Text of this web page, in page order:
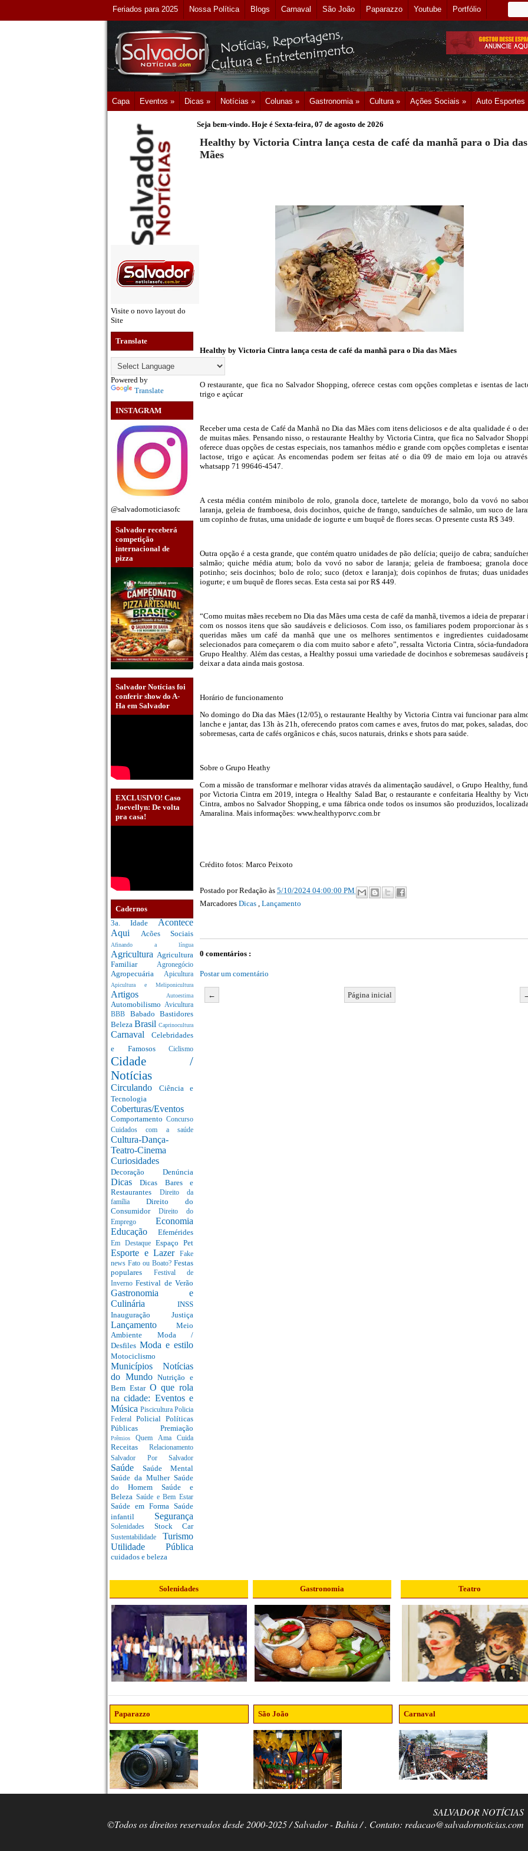
Feriados para 2025 Nossa Política Blogs Carnaval São João Paparazzo Youtube Portfólio
Capa Eventos » Dicas » Notícias » Colunas » Gastronomia » Cultura » Ações Sociais » Auto Esportes
Visite o novo layout do
Site
Translate
Powered by
Translate
INSTAGRAM
@salvadornoticiasofc
Salvador receberá
competição
internacional de
pizza
Salvador Notícias foi
conferir show do A-
Ha em Salvador
EXCLUSIVO! Caso
Joevellyn: De volta
pra casa!
Cadernos
3a. Idade Acontece
Aqui Acões Sociais
Afinando a língua
Agricultura Agricultura
Familiar Agronegócio
Agropecuária Apicultura
Apicultura e Meliponicultura
Artigos Autoestima
Automobilismo Avicultura
BBB Babado Bastidores
Beleza Brasil Caprinocultura
Carnaval Celebridades
e Famosos Ciclismo
Cidade /
Notícias
Circulando Ciência e
Tecnologia
Coberturas/Eventos
Comportamento Concurso
Cuidados com a saúde
Cultura-Dança-
Teatro-Cinema
Curiosidades
Decoração Denúncia
DicasDicas Bares e
Restaurantes
Direito da
família Direito do
Consumidor Direito do
Emprego Economia
Educação Efemérides
Em Destaque Espaço Pet
Esporte e Lazer
Fake
news Fato ou Boato? Festas
populares
Festival de
InvernoFestival de Verão
Gastronomia e
Culinária INSS
Inauguração Justiça
Lançamento Meio
Ambiente Moda /
Desfiles Moda e estilo
Motociclismo
Municípios Notícias
do MundoNutrição e
Bem Estar O que rola
na cidade: Eventos e
Música Piscicultura Policia
Federal Policial Políticas
Públicas Premiação
PrêmiosQuem Ama Cuida
Receitas Relacionamento
Salvador Por Salvador
Saúde Saúde Mental
Saúde da Mulher Saúde
do Homem Saúde e
Beleza Saúde e Bem Estar
Saúde em Forma Saúde
infantil Segurança
Solenidades Stock Car
Sustentabilidade Turismo
Utilidade Pública
cuidados e beleza
Seja bem-vindo. Hoje é Sexta-feira, 07 de agosto de 2026
Healthy by Victoria Cintra lança cesta de café da manhã para o Dia das
Mães
Healthy by Victoria Cintra lança cesta de café da manhã para o Dia das Mães
O restaurante, que fica no Salvador Shopping, oferece cestas com opções completas e isentas de
trigo e açúcar
Receber uma cesta de Café da Manhã no Dia das Mães com itens deliciosos e de alta qualidade é o
de muitas mães. Pensando nisso, o restaurante Healthy by Victoria Cintra, que fica no Salvador
oferece duas opções de cestas especiais, nos tamanhos médio e grande com opções completas e
lactose, trigo e açúcar. As encomendas podem ser feitas até o dia 09 de maio em loja ou
whatsapp 71 99646-4547.
A cesta média contém minibolo de rolo, granola doce, tartelete de morango, bolo da vovó no
laranja, geleia de framboesa, dois docinhos, quiche de frango, sanduíches de salmão, um suco de
um copinho de frutas, uma unidade de iogurte e um buquê de flores secas. O presente custa R$ 349.
Outra opção é a cesta grande, que contém quatro unidades de pão delícia; queijo de cabra;
salmão; quiche média atum; bolo da vovó no sabor de laranja; geleia de framboesa; granola
potinho; seis docinhos; bolo de rolo; suco (detox e laranja); dois copinhos de frutas; duas
iogurte; e um buquê de flores secas. Esta cesta sai por R$ 449.
“Como muitas mães recebem no Dia das Mães uma cesta de café da manhã, tivemos a ideia de preparar
com os nossos itens que são saudáveis e deliciosos. Com isso, os familiares podem proporcionar às
queridas mães um café da manhã que une os melhores sentimentos e ingredientes
selecionados para começarem o dia com muito sabor e afeto”, ressalta Victoria Cintra, sócia-
Grupo Healthy. Além das cestas, a Healthy possui uma variedade de docinhos e sobremesas saudáveis
deixar a data ainda mais gostosa.
Horário de funcionamento
No domingo do Dia das Mães (12/05), o restaurante Healthy by Victoria Cintra vai funcionar para
lanche e jantar, das 13h às 21h, oferecendo pratos com carnes e aves, frutos do mar, pokes, saladas,
sobremesas, carta de cafés orgânicos e chás, sucos naturais, drinks e shots para saúde.
Sobre o Grupo Heathy
Com a missão de transformar e melhorar vidas através da alimentação saudável, o Grupo Healthy,
por Victoria Cintra em 2019, integra o Healthy Salad Bar, o restaurante e confeitaria Healthy by
Cintra, ambos no Salvador Shopping, e uma fábrica onde todos os insumos são produzidos,
Amaralina. Mais informações: www.healthyporvc.com.br
Crédito fotos: Marco Peixoto
Postado porRedação às 5/10/2024 04:00:00 PM
Marcadores Dicas , Lançamento
0 comentários :
Postar um comentário
← Página inicial
Solenidades Gastronomia Teatro
Paparazzo São João Carnaval
SALVADOR NOTÍCIAS
©Todos os direitos reservados desde 2000-2025 / Salvador - Bahia / . Contato: redacao@salvadornoticias.com